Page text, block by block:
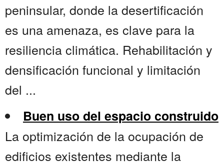
peninsular, donde la desertificación
es una amenaza, es clave para la
resiliencia climática. Rehabilitación y
densificación funcional y limitación
del ...
Buen uso del espacio construido
La optimización de la ocupación de
edificios existentes mediante la